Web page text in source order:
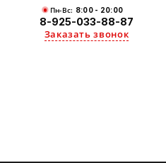
Пн-Вс: 8:00 - 20:00
8-925-033-88-87
Заказать звонок